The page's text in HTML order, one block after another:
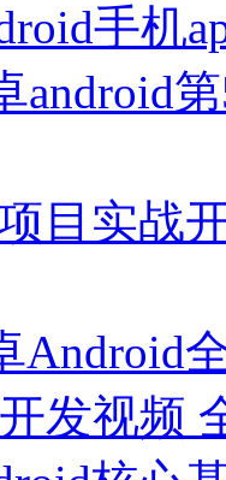
手机
android
目实战
Android
发视频